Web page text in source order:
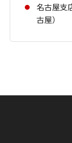
名古屋支
古屋）